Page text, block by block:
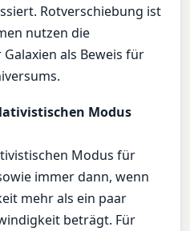
Rotverschiebung ist
nutzen die
als Beweis für
Modus
Modus für
immer dann, wenn
mehr als ein paar
beträgt. Für